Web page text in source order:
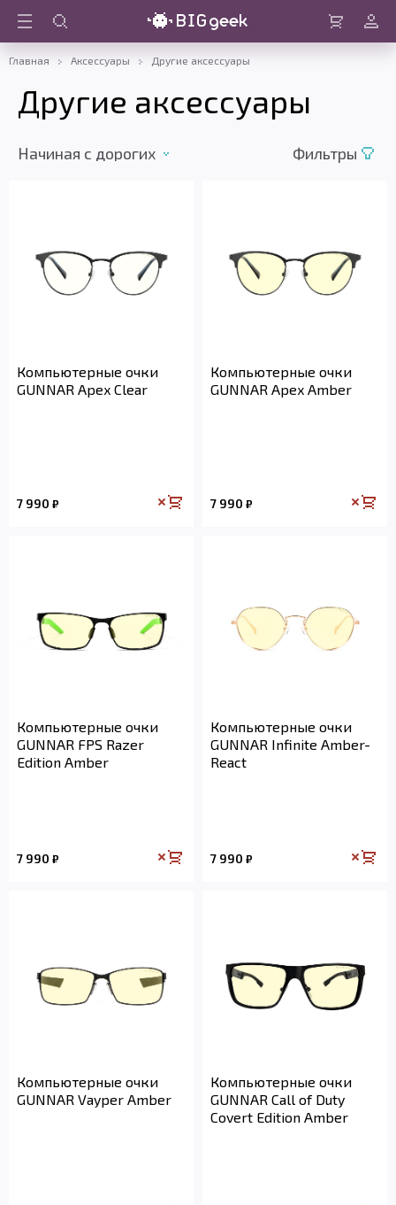
Войти
Главная Аксессуары Другие аксессуары
Другие аксессуары
Начиная с дорогих Фильтры
Компьютерные очки
GUNNAR Apex Clear
7 990 ₽
Компьютерные очки
GUNNAR Apex Amber
7 990 ₽
Компьютерные очки
GUNNAR FPS Razer
Edition Amber
7 990 ₽
Компьютерные очки
GUNNAR Infinite Amber-
React
7 990 ₽
Компьютерные очки
GUNNAR Vayper Amber
Компьютерные очки
GUNNAR Call of Duty
Covert Edition Amber